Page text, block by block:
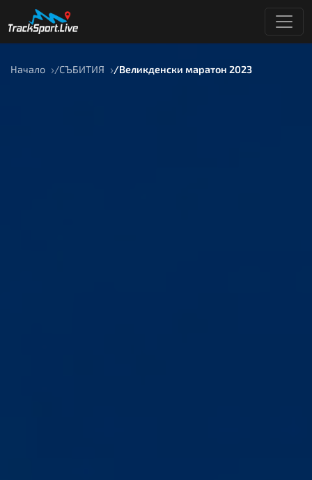
Начало СЪБИТИЯ Великденски маратон 2023